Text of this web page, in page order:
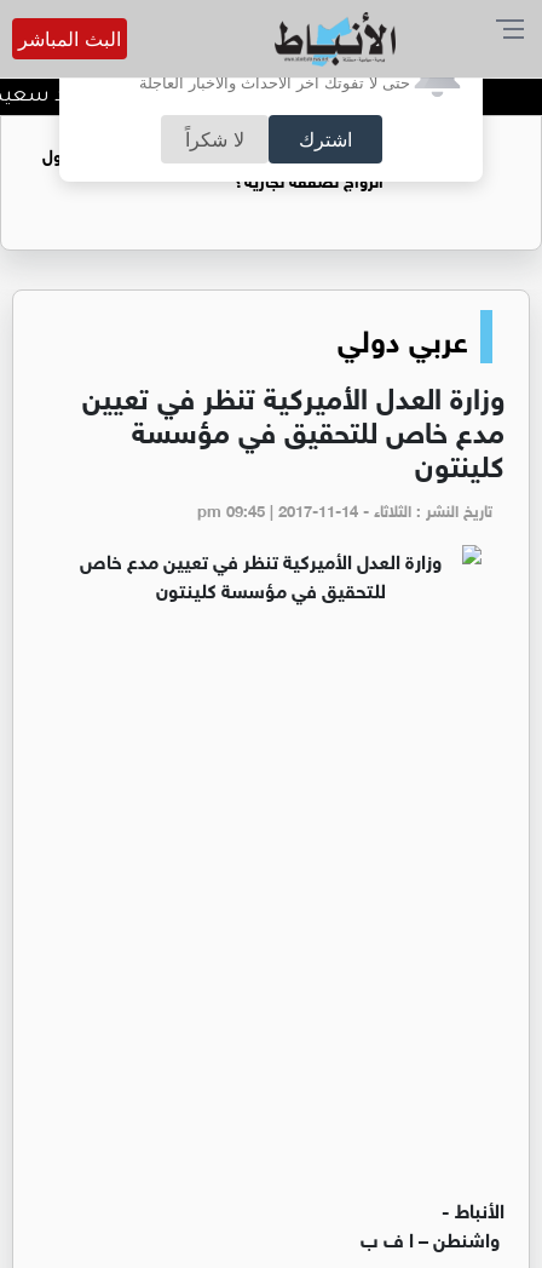
أترغب في تفعيل الإشعارات؟
حتى لا تفوتك آخر الأحداث والأخبار العاجلة
اشترك لا شكراً
البث المباشر
قراءة نقدية في قصيدة حميد سعيد
فتيات يستغللنه لتحقيق مكاسب مادية.. هل تحول
الزواج لصفقة تجارية؟
عربي دولي
وزارة العدل الأميركية تنظر في تعيين
مدع خاص للتحقيق في مؤسسة
كلينتون
تاريخ النشر : الثلاثاء - pm 09:45 | 2017-11-14
الأنباط -
واشنطن – ا ف ب